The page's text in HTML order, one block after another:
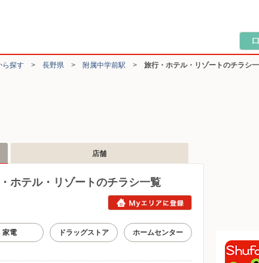
ら探す > 長野県 > 附属中学前駅 > 旅行・ホテル・リゾートのチラシ
店舗
ホテル・リゾートのチラシ一覧
家電 ドラッグストア ホームセンター